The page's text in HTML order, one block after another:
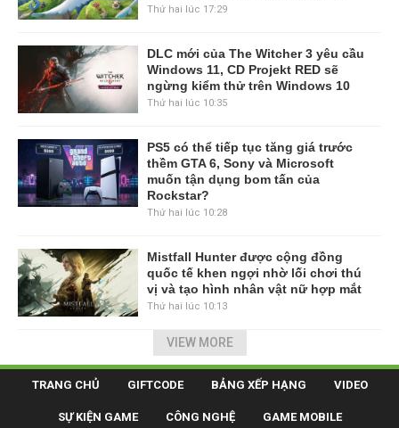
Thứ hai lúc 17:29
DLC mới của The Witcher 3 yêu cầu
Windows 11, CD Projekt RED sẽ
ngừng kiểm thử trên Windows 10
Thứ hai lúc 10:35
PS5 có thể tiếp tục tăng giá trước
thềm GTA 6, Sony và Microsoft
muốn tận dụng bom tấn của
Rockstar?
Thứ hai lúc 10:28
Mistfall Hunter được cộng đồng
quốc tế khen ngợi nhờ lối chơi thú
vị và tạo hình nhân vật nữ hợp mắt
Thứ hai lúc 10:13
VIEW MORE
TRANG CHỦ GIFTCODE BẢNG XẾP HẠNG VIDEO
SỰ KIỆN GAME CÔNG NGHỆ GAME MOBILE